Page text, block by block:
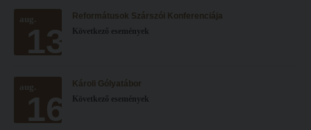
aug.
13
Reformátusok Szárszói Konferenciája
Következő események
aug.
16
Károli Gólyatábor
Következő események